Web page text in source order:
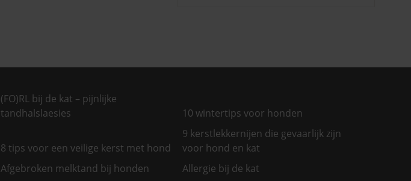
(FO)RL bij de kat – pijnlijke
tandhalslaesies
10 wintertips voor honden
8 tips voor een veilige kerst met hond
9 kerstlekkernijen die gevaarlijk zijn
voor hond en kat
Afgebroken melktand bij honden
Allergie bij de kat